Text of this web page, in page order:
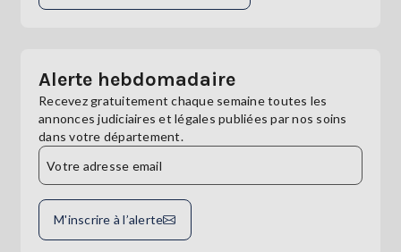
Alerte hebdomadaire
Recevez gratuitement chaque semaine toutes les
annonces judiciaires et légales publiées par nos soins
dans votre département.
M'inscrire à l’alerte